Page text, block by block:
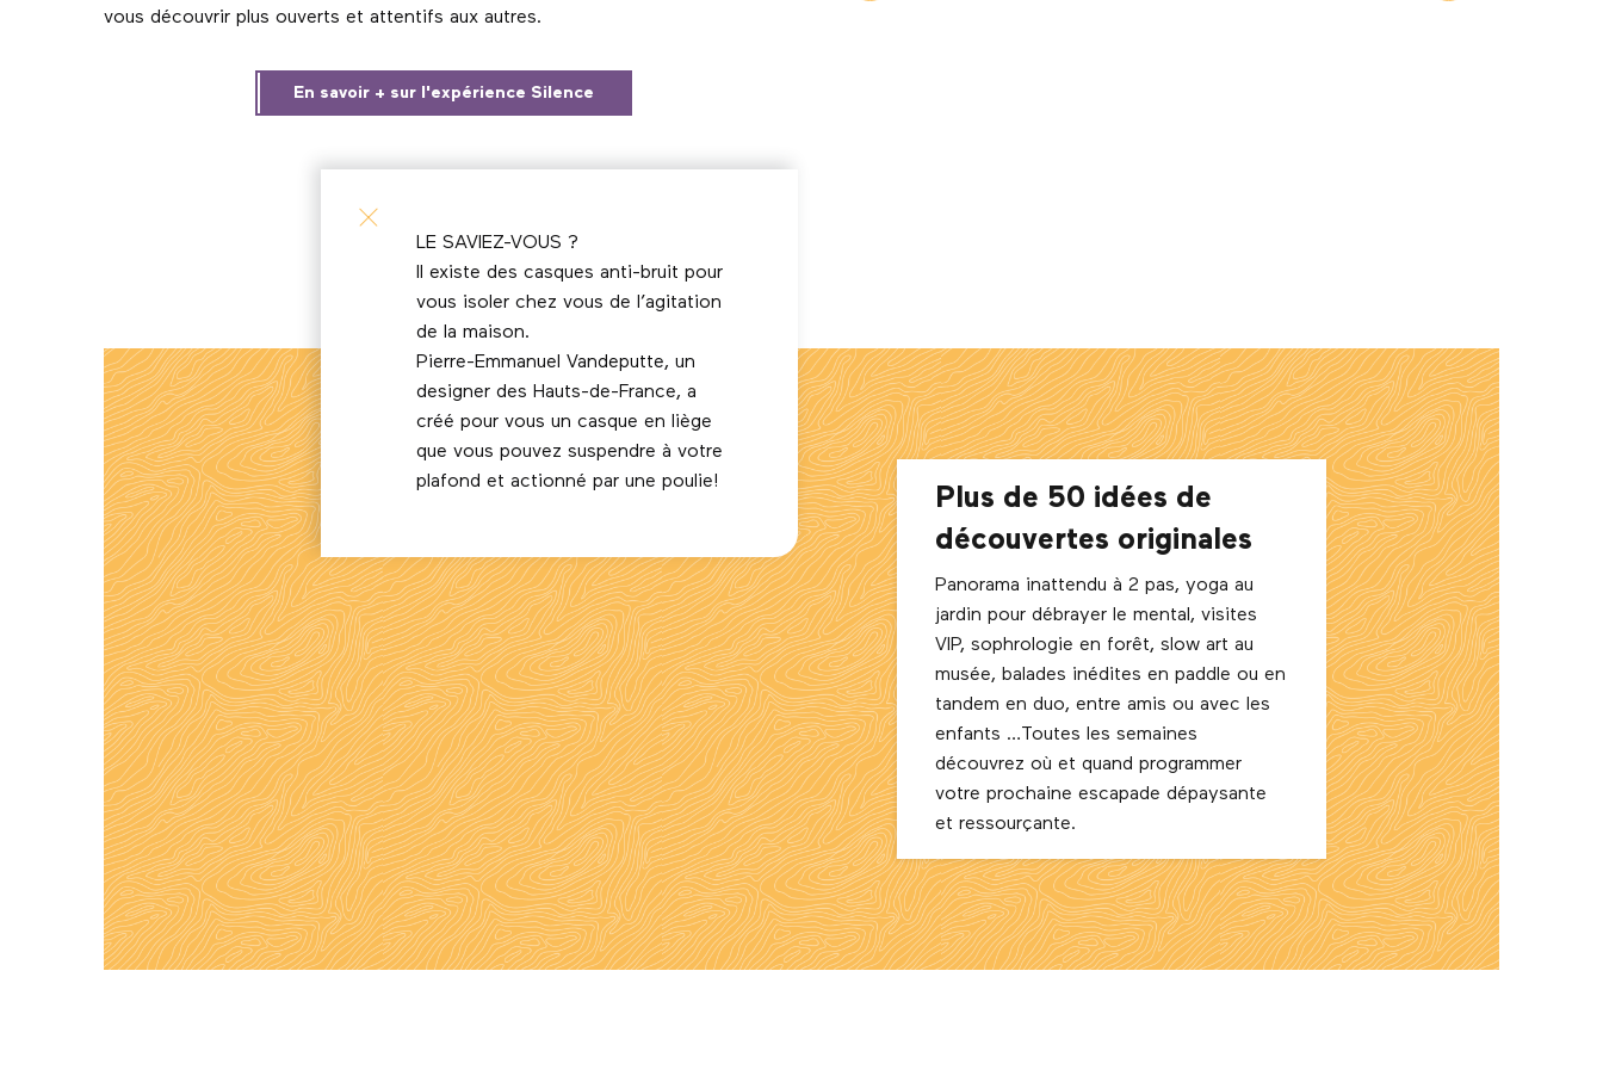
vous découvrir plus ouverts et attentifs aux autres.
En savoir + sur l'expérience Silence
LE SAVIEZ-VOUS ?
Il existe des casques anti-bruit pour
vous isoler chez vous de l’agitation
de la maison.
Pierre-Emmanuel Vandeputte, un
designer des Hauts-de-France, a
créé pour vous un casque en liège
que vous pouvez suspendre à votre
plafond et actionné par une poulie!
Plus de 50 idées de
découvertes originales
Panorama inattendu à 2 pas, yoga au
jardin pour débrayer le mental, visites
VIP, sophrologie en forêt, slow art au
musée, balades inédites en paddle ou en
tandem en duo, entre amis ou avec les
enfants …Toutes les semaines
découvrez où et quand programmer
votre prochaine escapade dépaysante
et ressourçante.